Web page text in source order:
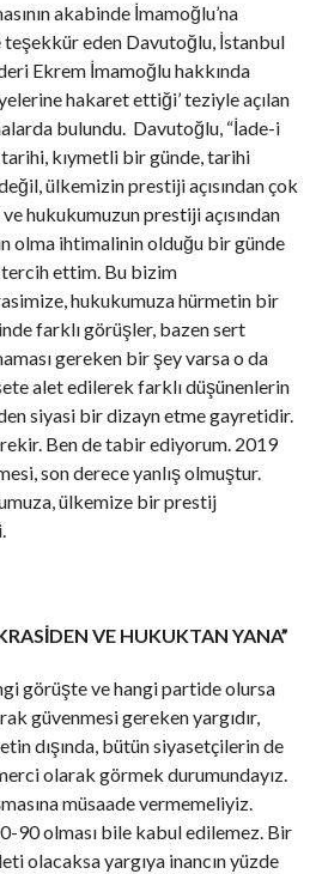
akabinde İmamoğlu’na
eden Davutoğlu, İstanbul
Ekrem İmamoğlu hakkında
hakaret ettiği’ teziyle açılan
bulundu. Davutoğlu, “İade-i
kıymetli bir günde, tarihi
ülkemizin prestiji açısından çok
hukukumuzun prestiji açısından
olma ihtimalinin olduğu bir günde
ettim. Bu bizim
hukukumuza hürmetin bir
farklı görüşler, bazen sert
gereken bir şey varsa o da
alet edilerek farklı düşünenlerin
siyasi bir dizayn etme gayretidir.
Ben de tabir ediyorum. 2019
son derece yanlış olmuştur.
ülkemize bir prestij
VE HUKUKTAN YANA”
görüşte ve hangi partide olursa
güvenmesi gereken yargıdır,
dışında, bütün siyasetçilerin de
olarak görmek durumundayız.
müsaade vermemeliyiz.
90 olması bile kabul edilemez. Bir
olacaksa yargıya inancın yüzde